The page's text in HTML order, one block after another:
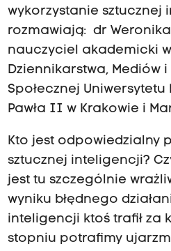
wykorzystanie sztucznej
rozmawiają: dr Weronika
nauczyciel akademicki
Dziennikarstwa, Mediów
Społecznej
Pawła II w Krakowie i
Kto jest odpowiedzialny
sztucznej inteligencji?
jest tu szczególnie
wyniku błędnego
inteligencji ktoś trafił za
stopniu potrafimy